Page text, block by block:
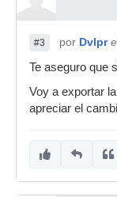
#3 por Dvlpr
Te aseguro que
Voy a exportar
apreciar el